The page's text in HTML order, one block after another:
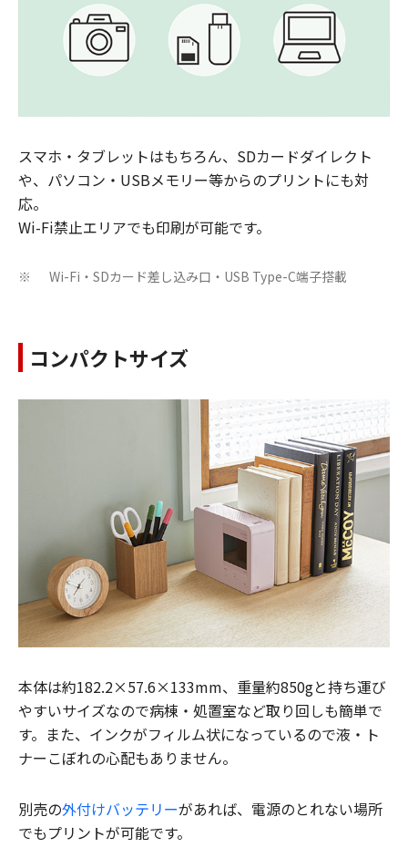
スマホ・タブレットはもちろん、SDカードダイレクト
や、パソコン・USBメモリー等からのプリントにも対
応。
​Wi-Fi禁止エリアでも印刷が可能です。
※ Wi-Fi・SDカード差し込み口・USB Type-C端子搭載
コンパクトサイズ
本体は約182.2×57.6×133mm、重量約850gと持ち運び
やすいサイズなので病棟・処置室など取り回しも簡単で
す。また、インクがフィルム状になっているので液・ト
ナーこぼれの心配もありません。
別売の外付けバッテリーがあれば、電源のとれない場所
でもプリントが可能です。